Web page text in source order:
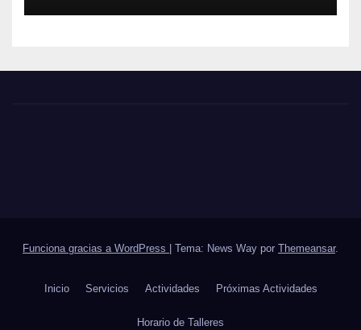
Funciona gracias a WordPress | Tema: News Way por Themeansar.
Inicio Servicios Actividades Próximas Actividades
Horario de Talleres